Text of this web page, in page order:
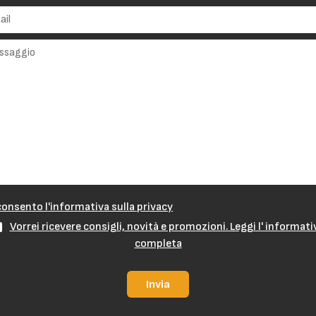
l'informativa sulla privacy
Vorrei ricevere consigli, novità e promozioni. Leggi l'
completa
Invia